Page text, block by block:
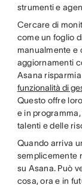
strumenti e
Cercare di
come un foglio
manualmente e
aggiornamenti
Asana
funzionalità di
Questo offre
e in
talenti e delle
Quando arriva
semplicemente
su Asana. Può
cosa, ora e in